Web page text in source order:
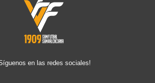
en las redes sociales!